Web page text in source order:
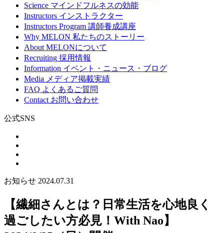
Science マインドフルネスの効能
Instructors インストラクター
Instructors Program 講師養成講座
Why MELON 私たちのストーリー
About MELONについて
Recruiting 採用情報
Information イベント・ニュース・ブログ
Media メディア掲載実績
FAQ よくあるご質問
Contact お問い合わせ
公式SNS
お知らせ 2024.07.31
【繊細さんとは？日常生活を心地良く
過ごしたい方必見！With Nao】